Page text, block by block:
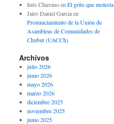
Inés Chiesinoen El grito que molesta
Jairo Daniel Garciaen
Pronunciamiento de la Unión de
Asambleas de Comunidades de
Chubut (UACCh)
Archivos
julio 2026
junio 2026
mayo 2026
marzo 2026
diciembre 2025
noviembre 2025
junio 2025